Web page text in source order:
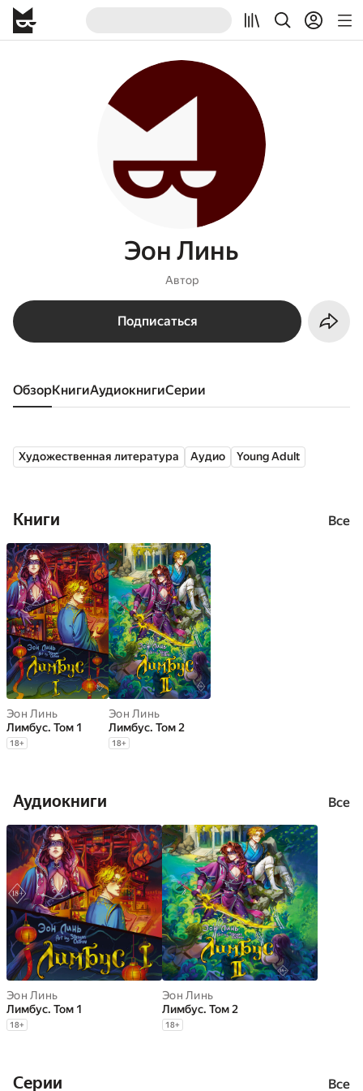
Эон Линь
Автор
Подписаться
Обзор книги аудиокниги серии
Художественная литература Аудио Young Adult
Книги Все
Эон Линь
Лимбус. Том 1
18+
Эон Линь
Лимбус. Том 2
18+
Аудиокниги Все
Эон Линь
Лимбус. Том 1
18+
Эон Линь
Лимбус. Том 2
18+
Cерии Все